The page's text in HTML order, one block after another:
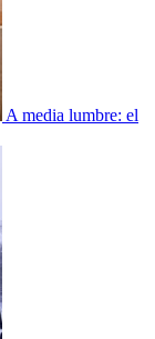
A media lumbre: el